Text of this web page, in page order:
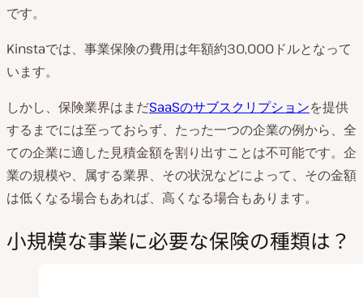
です。
Kinstaでは、事業保険の費用は年額約30,000ドルとなって
います。
しかし、保険業界はまだSaaSのサブスクリプションを提供
するまでには至っておらず、たった一つの企業の例から、全
ての企業に適した見積金額を割り出すことは不可能です。企
業の規模や、属する業界、その状況などによって、その金額
は低くなる場合もあれば、高くなる場合もあります。
小規模な事業に必要な保険の種類は？